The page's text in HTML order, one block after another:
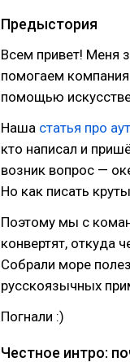
Предыстория
Всем привет! Меня
помогаем
помощью
Наша статья про
кто написал и
возник вопрос —
Но как писать
Поэтому мы с
конвертят, откуда
Собрали море
русскоязычных
Погнали :)
Честное интро: